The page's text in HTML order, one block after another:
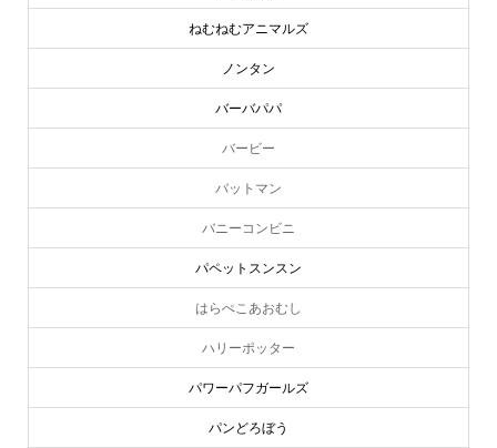
ねむねむアニマルズ
ノンタン
バーバパパ
バービー
バットマン
バニーコンビニ
パペットスンスン
はらぺこあおむし
ハリーポッター
パワーパフガールズ
パンどろぼう